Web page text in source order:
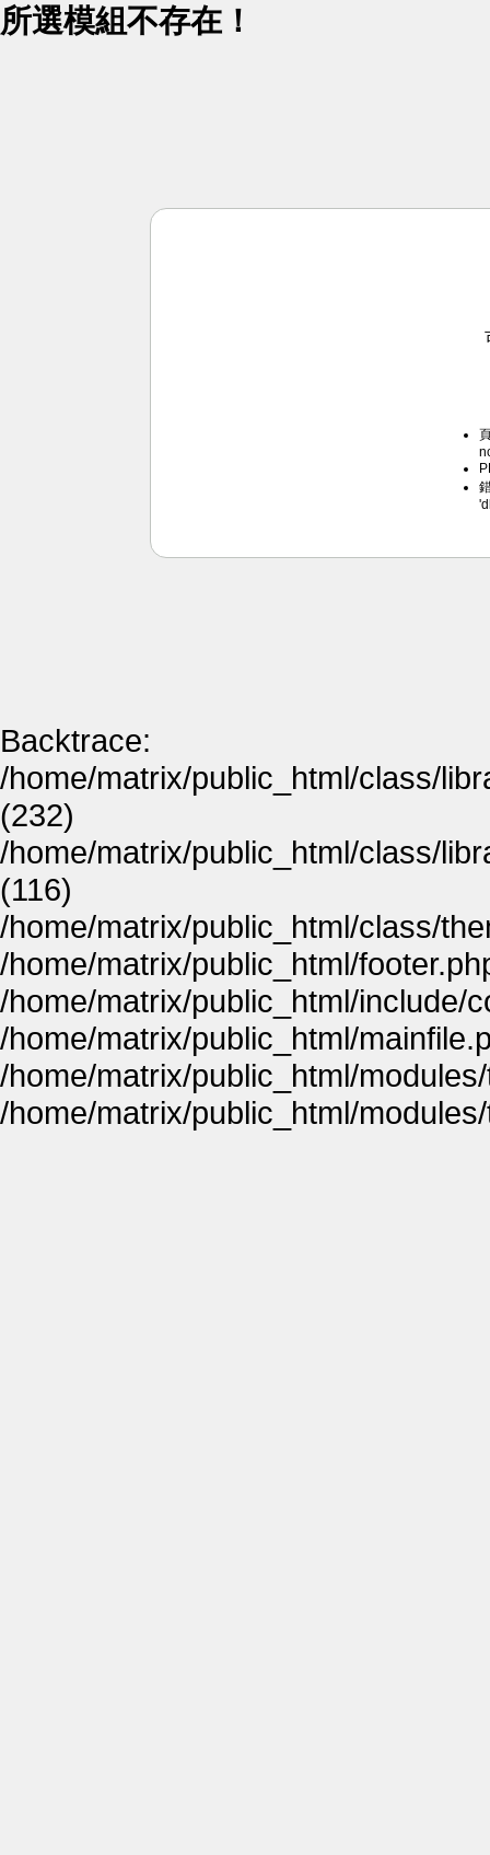
所選模組不存在！
Backtrace:
/home/matrix/public_html/class/
(232)
/home/matrix/public_html/class/
(116)
/home/matrix/public_html/class/
/home/matrix/public_html/
/home/matrix/public_html/include/
/home/matrix/public_html/
/home/matrix/public_html/
/home/matrix/public_html/